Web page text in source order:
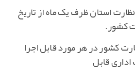
استان ظرف یک ماه از تاریخ
کشور.
کشور در هر مورد قابل اجرا
قابل